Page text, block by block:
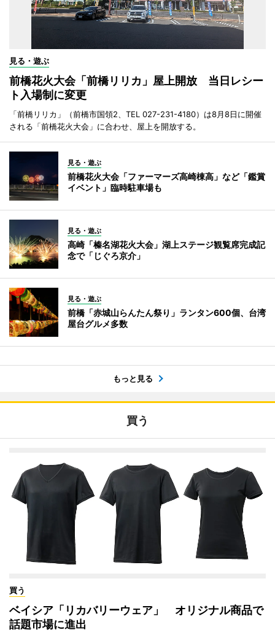
見る・遊ぶ
前橋花火大会「前橋リリカ」屋上開放 当日レシー
ト入場制に変更
「前橋リリカ」（前橋市国領2、TEL 027-231-4180）は8月8日に開催
される「前橋花火大会」に合わせ、屋上を開放する。
見る・遊ぶ
前橋花火大会「ファーマーズ高崎棟高」など「鑑賞
イベント」臨時駐車場も
見る・遊ぶ
高崎「榛名湖花火大会」湖上ステージ観覧席完成記
念で「じぐろ京介」
見る・遊ぶ
前橋「赤城山らんたん祭り」ランタン600個、台湾
屋台グルメ多数
もっと見る
買う
買う
ベイシア「リカバリーウェア」 オリジナル商品で
話題市場に進出